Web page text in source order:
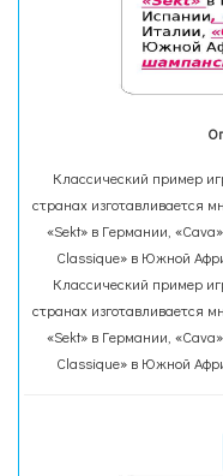
Классический пример
странах изготавливается
«Sekt» в Германии,
Classique» в Южной
Классический пример
странах изготавливается
«Sekt» в Германии,
Classique» в Южной